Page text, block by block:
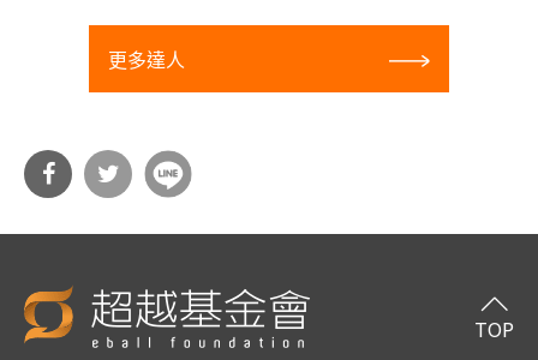
更多達人
cebo
witt
TOP